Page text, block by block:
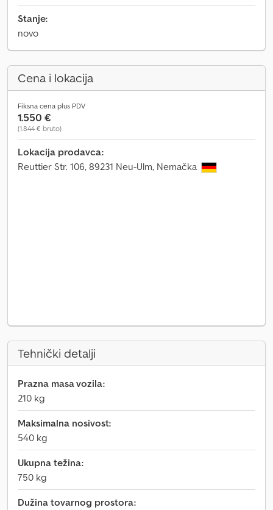
Stanje:
novo
Cena i lokacija
Fiksna cena plus PDV
1.550 €
(1.844 € bruto)
Lokacija prodavca:
Reuttier Str. 106, 89231 Neu-Ulm, Nemačka
Tehnički detalji
Prazna masa vozila:
210 kg
Maksimalna nosivost:
540 kg
Ukupna težina:
750 kg
Dužina tovarnog prostora: